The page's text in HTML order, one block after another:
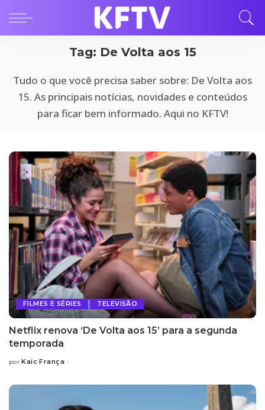
Tag: De Volta aos 15
Tudo o que você precisa saber sobre: De Volta aos
15. As principais notícias, novidades e conteúdos
para ficar bem informado. Aqui no KFTV!
FILMES E SÉRIES TELEVISÃO
Netflix renova ‘De Volta aos 15’ para a segunda
temporada
Posted
por Kaic França